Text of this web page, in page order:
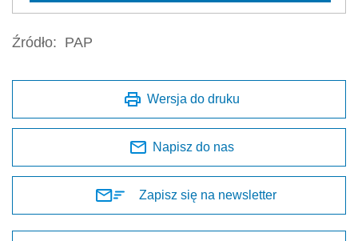
Źródło: PAP
Wersja do druku
Napisz do nas
Zapisz się na newsletter